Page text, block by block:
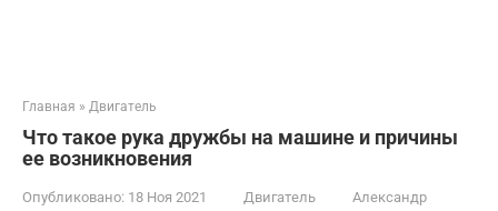
Главная » Двигатель
Что такое рука дружбы на машине и причины
ее возникновения
Опубликовано: 18 Ноя 2021 Двигатель
Александр